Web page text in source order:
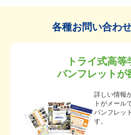
各種お問い合わ
トライ式高等
パンフレットが
詳しい情報
トがメール
パンフレッ
す。